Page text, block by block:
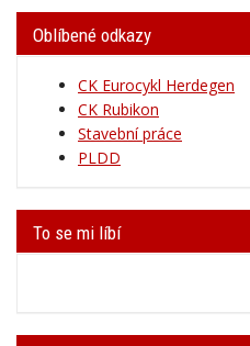
Oblíbené odkazy
CK Eurocykl Herdegen
CK Rubikon
Stavební práce
PLDD
To se mi líbí